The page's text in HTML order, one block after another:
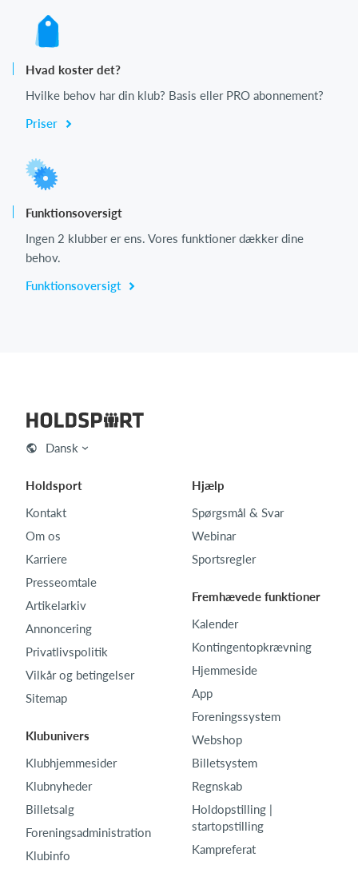
Hvad koster det?
Hvilke behov har din klub? Basis eller PRO abonnement?
Priser
Funktionsoversigt
Ingen 2 klubber er ens. Vores funktioner dækker dine
behov.
Funktionsoversigt
Dansk
Holdsport
Kontakt
Om os
Karriere
Presseomtale
Artikelarkiv
Annoncering
Privatlivspolitik
Vilkår og betingelser
Sitemap
Klubunivers
Klubhjemmesider
Klubnyheder
Billetsalg
Foreningsadministration
Klubinfo
Hjælp
Spørgsmål & Svar
Webinar
Sportsregler
Fremhævede funktioner
Kalender
Kontingentopkrævning
Hjemmeside
App
Foreningssystem
Webshop
Billetsystem
Regnskab
Holdopstilling |
startopstilling
Kampreferat